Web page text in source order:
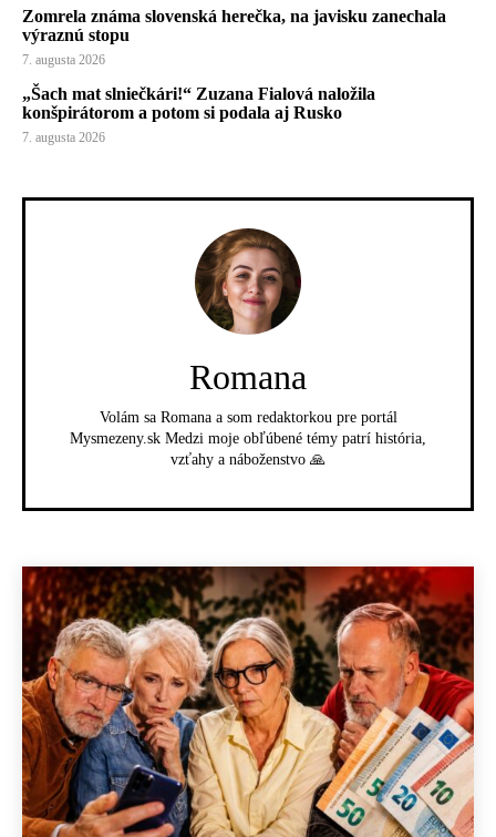
Zomrela známa slovenská herečka, na javisku zanechala
výraznú stopu
7. augusta 2026
„Šach mat slniečkári!“ Zuzana Fialová naložila
konšpirátorom a potom si podala aj Rusko
7. augusta 2026
Romana
Volám sa Romana a som redaktorkou pre portál
Mysmezeny.sk Medzi moje obľúbené témy patrí história,
vzťahy a náboženstvo 🙏